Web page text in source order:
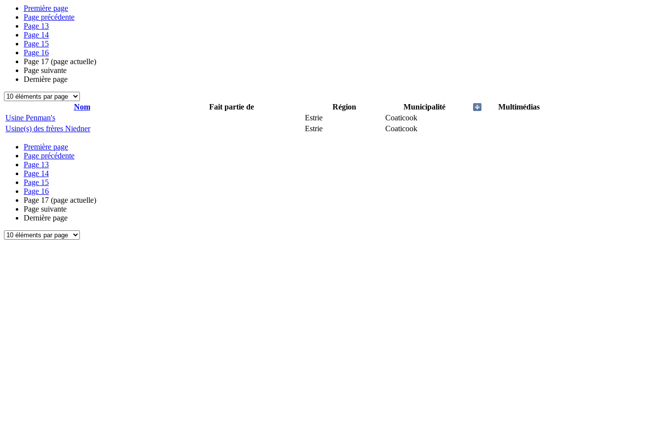
Première page
Page précédente
Page 13
Page 14
Page 15
Page 16
Page 17 (page actuelle)
Page suivante
Dernière page
Nom Fait partie de Région Municipalité
Multimédias
Usine Penman's
Estrie
Coaticook
Usine(s) des frères Niedner
Estrie Coaticook
Première page
Page précédente
Page 13
Page 14
Page 15
Page 16
Page 17 (page actuelle)
Page suivante
Dernière page